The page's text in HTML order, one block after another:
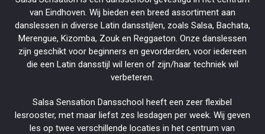
van Eindhoven. Wij bieden een breed assortiment aan
danslessen in diverse Latin dansstijlen, zoals Salsa, Bachata,
Merengue, Kizomba, Zouk en Reggaeton. Onze danslessen
zijn geschikt voor beginners en gevorderden, voor iedereen
die een Latin dansstijl wil leren of zijn/haar techniek wil
verbeteren.
Salsa Sensation Dansschool heeft een zeer flexibel
lesrooster, met maar liefst zes lesdagen per week. Wij geven
les op twee verschillende locaties in het centrum van